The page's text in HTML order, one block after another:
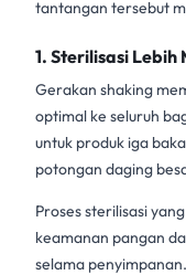
tantangan tersebut
1. Sterilisasi Lebih
Gerakan shaking
optimal ke seluruh
untuk produk iga
potongan daging
Proses sterilisasi
keamanan pangan
selama penyimpanan.